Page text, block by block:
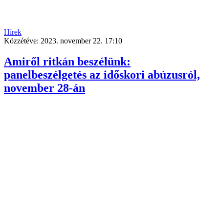
Hírek
Közzétéve: 2023. november 22. 17:10
Amiről ritkán beszélünk:
panelbeszélgetés az időskori abúzusról,
november 28-án